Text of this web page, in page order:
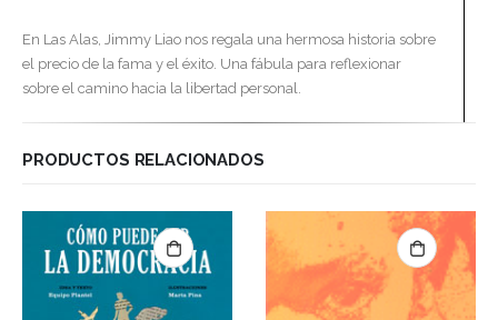
En Las Alas, Jimmy Liao nos regala una hermosa historia sobre
el precio de la fama y el éxito. Una fábula para reflexionar
sobre el camino hacia la libertad personal.
PRODUCTOS RELACIONADOS